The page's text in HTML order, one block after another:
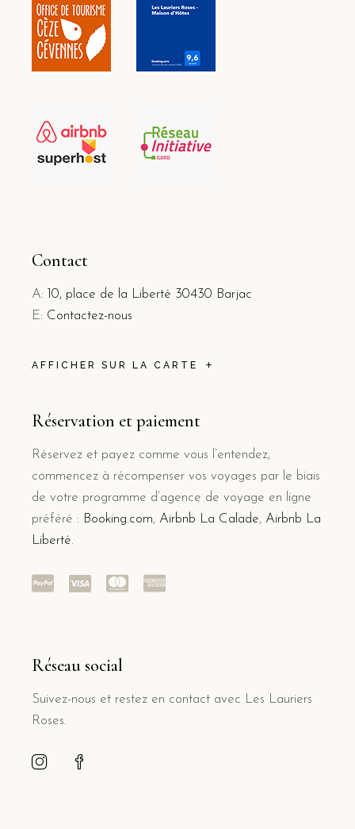
Contact
A:
10, place de la Liberté 30430 Barjac
E: Contactez-nous
AFFICHER SUR LA CARTE
Réservation et paiement
Réservez et payez comme vous l’entendez,
commencez à récompenser vos voyages par le biais
de votre programme d’agence de voyage en ligne
préféré : Booking.com, Airbnb La Calade, Airbnb La
Liberté.
Réseau social
Suivez-nous et restez en contact avec Les Lauriers
Roses.